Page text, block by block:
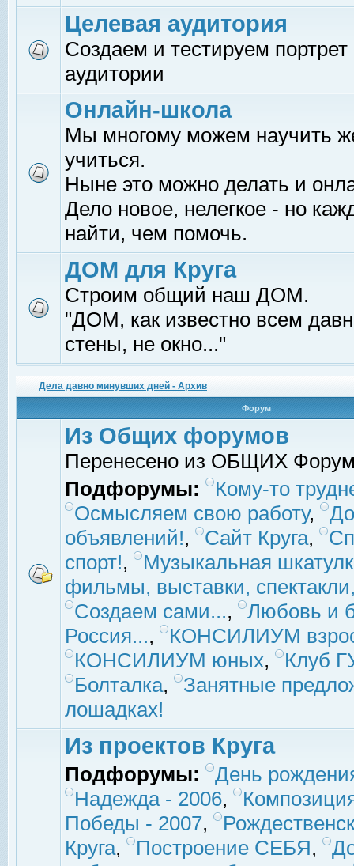
Целевая аудитория
Создаем и тестируем
аудитории
Онлайн-школа
Мы многому можем научить
учиться.
Ныне это можно делать и
Дело новое, нелегкое - но
найти, чем помочь.
ДОМ для Круга
Строим общий наш ДОМ.
"ДОМ, как известно всем
стены, не окно..."
Дела давно минувших дней - Архив
Форум
Из Общих форумов
Перенесено из ОБЩИХ
Подфорумы:
Кому-то
Осмысляем свою работу,
объявлений!, Сайт Круга,
спорт!,
Музыкальная
фильмы, выставки,
Создаем сами...,
Любовь и
Россия...,
КОНСИЛИУМ
КОНСИЛИУМ юных,
Клуб
Болталка,
Занятные
лошадках!
Из проектов Круга
Подфорумы:
День
Надежда - 2006,
Победы - 2007,
Круга, Построение СЕБЯ,